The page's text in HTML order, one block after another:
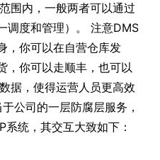
围内，一般两者可以通过
调度和管理）。 注意DMS
，你可以在自营仓库发
，你可以走顺丰，也可以
据，使得运营人员更高效
公司的一层防腐层服务，
统，其交互大致如下：